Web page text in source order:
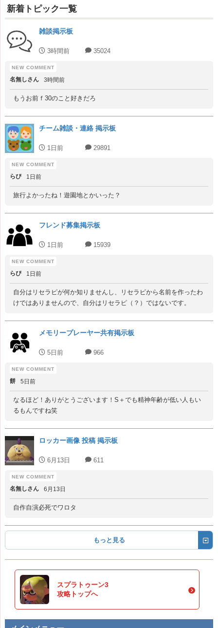
新着トピック一覧
雑談掲示板
3時間前 35024
名無しさん 3時間前
もうお前ｆ30のこと好きだろ
チーム雑談・連絡 掲示板
1日前 29891
らぴ 1日前
旅行よかったね！遊園地とかいった？
フレンド募集掲示板
1日前 15939
らぴ 1日前
自分はリセラピが何か知りませんし、リセラピから名前を作ったわ
けではありませんので、自分はリセラピ（？）ではないです。
メモリープレーヤー共有掲示板
5日前 966
餅 5日前
なるほど！ありがとうございます！S＋でも精神年齢が低い人もい
るもんですね笑
ロッカー画像 投稿 掲示板
6月13日 611
名無しさん 6月13日
自作自演必死でワロタ
もっと見る
スプラトゥーン3
攻略トップへ